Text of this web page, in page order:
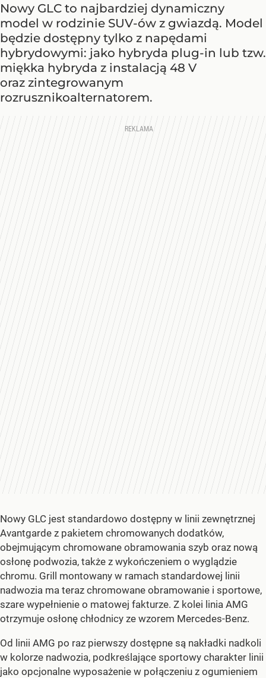
Nowy GLC to najbardziej dynamiczny
model w rodzinie SUV-ów z gwiazdą. Model
będzie dostępny tylko z napędami
hybrydowymi: jako hybryda plug-in lub tzw.
miękka hybryda z instalacją 48 V
oraz zintegrowanym
rozrusznikoalternatorem.
Nowy GLC jest standardowo dostępny w linii zewnętrznej
Avantgarde z pakietem chromowanych dodatków,
obejmującym chromowane obramowania szyb oraz nową
osłonę podwozia, także z wykończeniem o wyglądzie
chromu. Grill montowany w ramach standardowej linii
nadwozia ma teraz chromowane obramowanie i sportowe,
szare wypełnienie o matowej fakturze. Z kolei linia AMG
otrzymuje osłonę chłodnicy ze wzorem Mercedes-Benz.
Od linii AMG po raz pierwszy dostępne są nakładki nadkoli
w kolorze nadwozia, podkreślające sportowy charakter linii
jako opcjonalne wyposażenie w połączeniu z ogumieniem